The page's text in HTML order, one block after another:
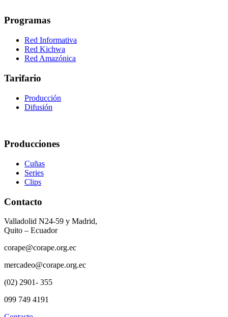
Programas
Red Informativa
Red Kichwa
Red Amazónica
Tarifario
Producción
Difusión
Producciones
Cuñas
Series
Clips
Contacto
Valladolid N24-59 y Madrid,
Quito – Ecuador
corape@corape.org.ec
mercadeo@corape.org.ec
(02) 2901- 355
099 749 4191